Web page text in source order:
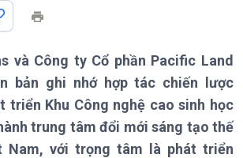
Thời sự
và Công ty Cổ phần Pacific Land
bản ghi nhớ hợp tác chiến lược
triển Khu Công nghệ cao sinh học
trung tâm đổi mới sáng tạo thế
Nam, với trọng tâm là phát triển